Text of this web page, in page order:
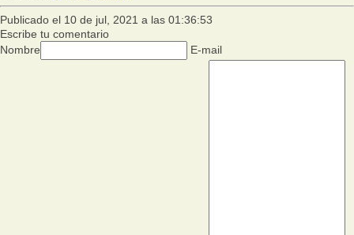
Publicado el 10 de jul, 2021 a las 01:36:53
Escribe tu comentario
Nombre
E-mail